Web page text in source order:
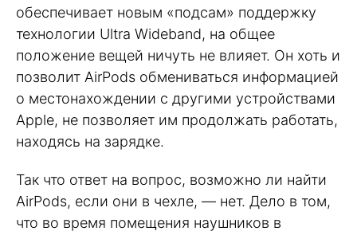
обеспечивает новым «подсам» поддержку
технологии Ultra Wideband, на общее
положение вещей ничуть не влияет. Он хоть и
позволит AirPods обмениваться информацией
о местонахождении с другими устройствами
Apple, не позволяет им продолжать работать,
находясь на зарядке.
Так что ответ на вопрос, возможно ли найти
AirPods, если они в чехле, — нет. Дело в том,
что во время помещения наушников в